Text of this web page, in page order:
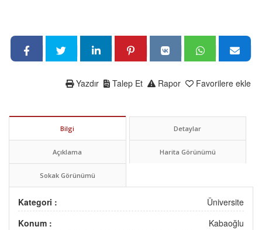
Favorilere ekle
Rapor
Talep Et
Yazdır
Bilgi Detaylar
Açıklama Harita Görünümü
Sokak Görünümü
Kategori :
Üniversite
Konum :
Kabaoğlu